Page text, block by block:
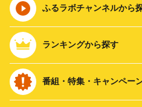
ふるラボチャンネルから
ランキングから探す
番組・特集・キャンペー